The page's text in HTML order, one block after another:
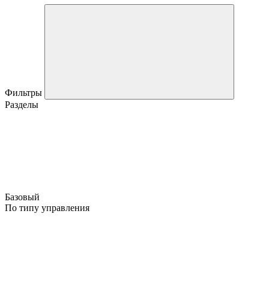
Фильтры
Разделы
Базовый
По типу управления